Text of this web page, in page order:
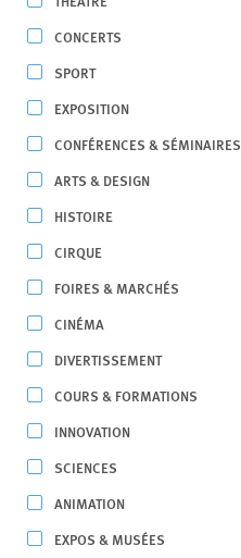
CONCERTS
SPORT
EXPOSITION
CONFÉRENCES & SÉMINAIRES
ARTS & DESIGN
HISTOIRE
CIRQUE
FOIRES & MARCHÉS
CINÉMA
DIVERTISSEMENT
COURS & FORMATIONS
INNOVATION
SCIENCES
ANIMATION
EXPOS & MUSÉES